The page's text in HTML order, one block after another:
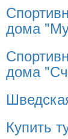
дома
дома
Купить